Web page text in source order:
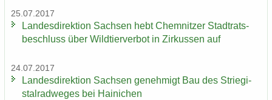
25.07.2017
Lan­des­di­rek­ti­on Sach­sen hebt Chem­nit­zer Stadt­rats­
be­schluss über Wild­tier­ver­bot in Zir­kus­sen auf
24.07.2017
Lan­des­di­rek­ti­on Sach­sen ge­neh­migt Bau des Strie­gi­
st­al­rad­we­ges bei Hai­ni­chen